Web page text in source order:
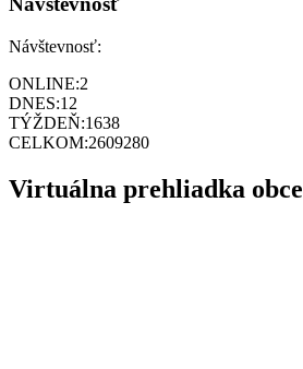
Návštevnosť:
ONLINE:2
DNES:12
TÝŽDEŇ:1638
CELKOM:2609280
Virtuálna prehliadka obce